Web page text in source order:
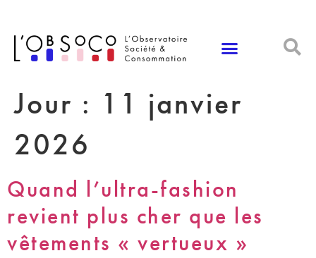
Jour : 11 janvier
2026
Quand l’ultra-fashion
revient plus cher que les
vêtements « vertueux »